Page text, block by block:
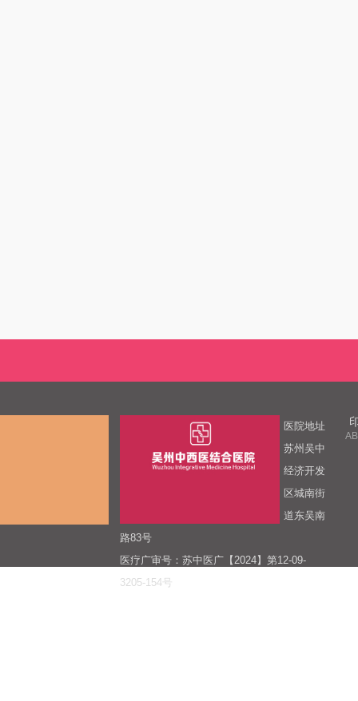
医院地址
苏州吴中
经济开发
区城南街
道东吴南
路83号
医疗广审号：苏中医广【2024】第12-09-
3205-154号